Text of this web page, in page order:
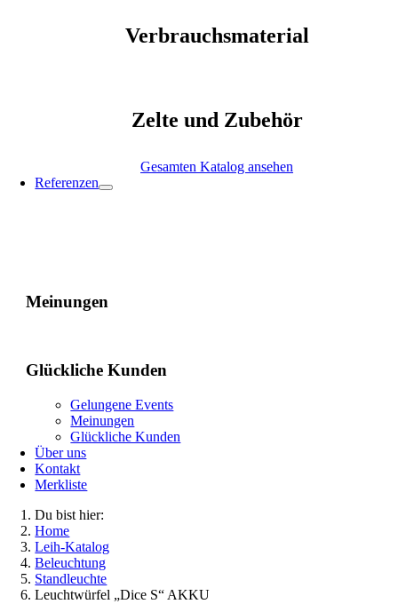
Verbrauchsmaterial
Zelte und Zubehör
Gesamten Katalog ansehen
Referenzen
Meinungen
Glückliche Kunden
Gelungene Events
Meinungen
Glückliche Kunden
Über uns
Kontakt
Merkliste
Du bist hier:
Home
Leih-Katalog
Beleuchtung
Standleuchte
Leuchtwürfel „Dice S“ AKKU